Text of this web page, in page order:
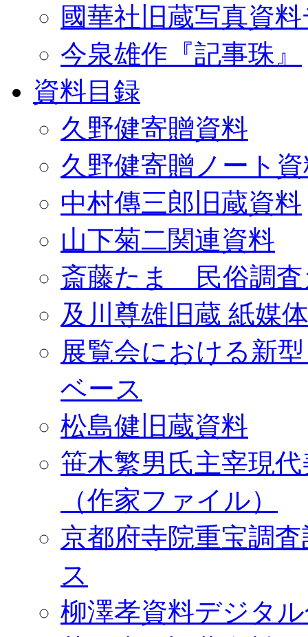
國華社旧蔵写真資
今泉雄作『記事珠』
資料目録
久野健寄贈資料
久野健寄贈ノート
中村傳三郎旧蔵資料
山下菊二関連資料
斎藤たま 民俗調査
及川尊雄旧蔵 紙媒
展覧会における新
ベース
松島健旧蔵資料
笹木繁男氏主宰現
（作家ファイル）
京都府寺院重宝調
ス
柳澤孝資料デジタ